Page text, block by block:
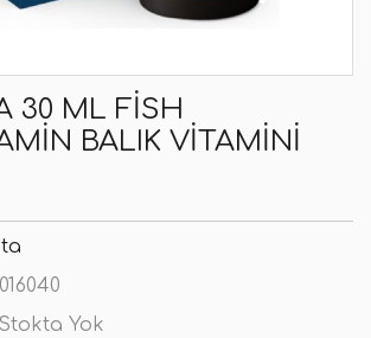
30 ML FISH
BALIK VITAMINI
Stokta Yok